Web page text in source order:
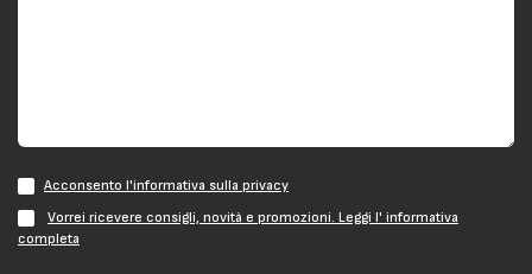
Acconsento l'informativa sulla privacy
Vorrei ricevere consigli, novità e promozioni. Leggi l' informativa
completa